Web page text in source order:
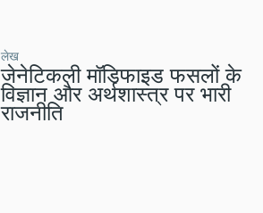
लेख
जेनेटिकली मॉडिफाइड फसलों के
विज्ञान और अर्थशास्त्र पर भारी
राजनीति